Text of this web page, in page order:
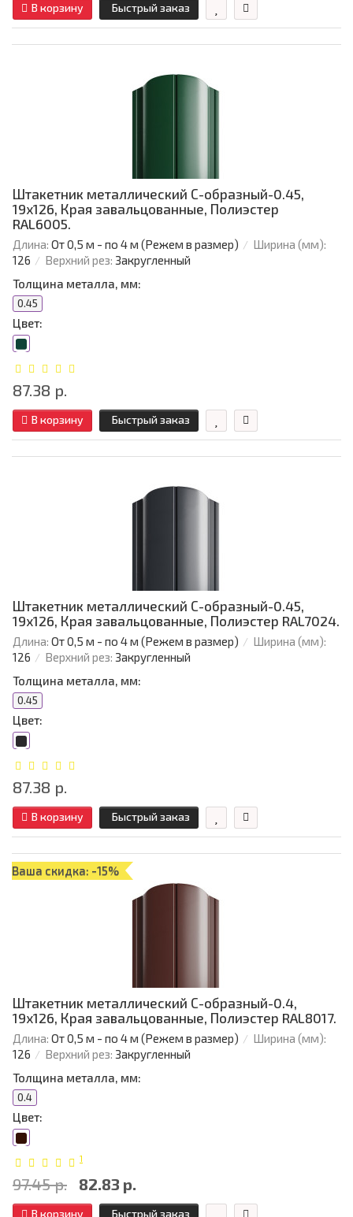
В корзину Быстрый заказ
Штакетник металлический С-образный-0.45,
19х126, Края завальцованные, Полиэстер
RAL6005.
Длина: От 0,5 м - по 4 м (Режем в размер)
Ширина (мм):
126
Верхний рез: Закругленный
Толщина металла, мм:
0.45
Цвет:
87.38 р.
В корзину Быстрый заказ
Штакетник металлический С-образный-0.45,
19х126, Края завальцованные, Полиэстер RAL7024.
Длина: От 0,5 м - по 4 м (Режем в размер)
Ширина (мм):
126
Верхний рез: Закругленный
Толщина металла, мм:
0.45
Цвет:
87.38 р.
В корзину Быстрый заказ
Ваша скидка: -15%
Штакетник металлический С-образный-0.4,
19х126, Края завальцованные, Полиэстер RAL8017.
Длина: От 0,5 м - по 4 м (Режем в размер)
Ширина (мм):
126
Верхний рез: Закругленный
Толщина металла, мм:
0.4
Цвет:
1
97.45 р. 82.83 р.
В корзину Быстрый заказ